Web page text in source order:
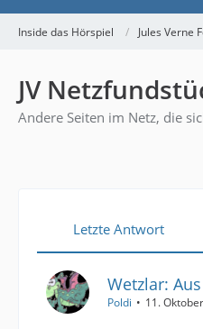
Inside das Hörspiel Jules Verne
JV
Andere Seiten im Netz, die
Letzte Antwort
Wetzlar:
Poldi 11.